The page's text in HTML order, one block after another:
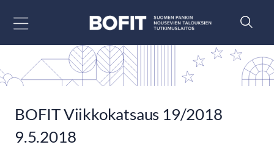
BOFIT Viikkokatsaus 19/2018
9.5.2018